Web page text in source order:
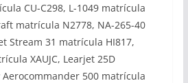
CU-C298, L-1049 matrícula
matrícula N2778, NA-265-40
Stream 31 matrícula HI817,
XAUJC, Learjet 25D
Aerocommander 500 matrícula